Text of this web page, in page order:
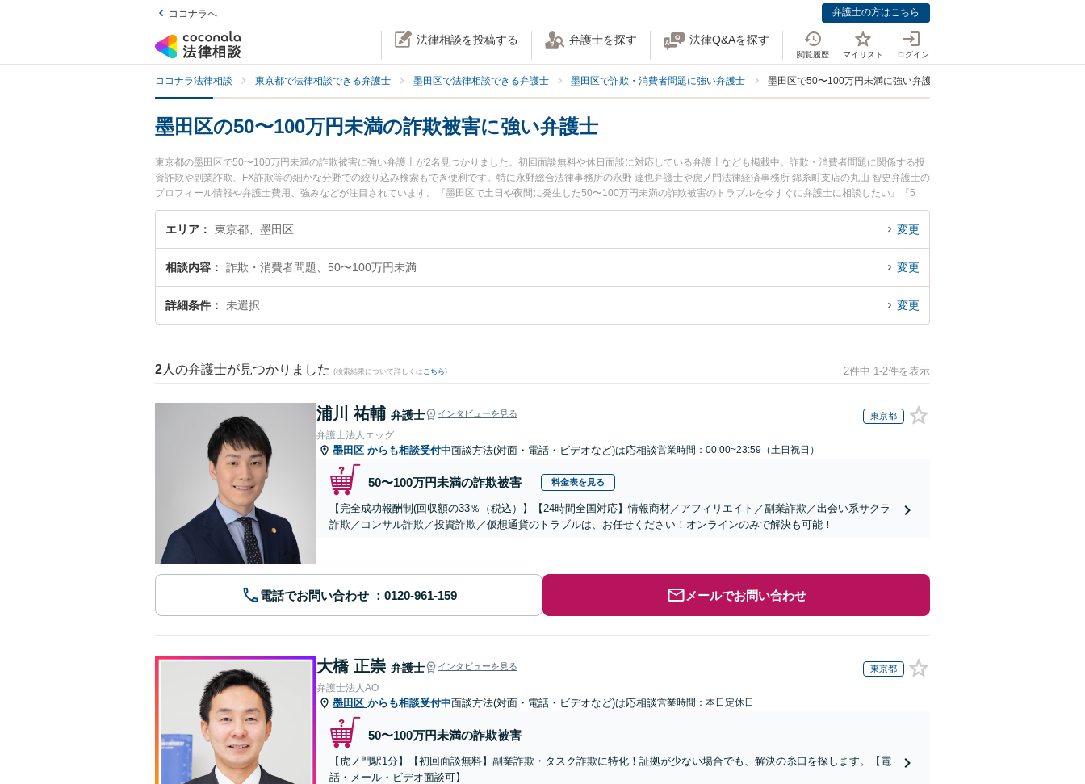
ココナラへ 弁護士の方はこちら
法律相談を投稿する 弁護士を探す 法律Q&Aを探す
閲覧履歴 マイリスト ログイン
ココナラ法律相談 東京都で法律相談できる弁護士 墨田区で法律相談できる弁護士 墨田区で詐欺・消費者問題に強い弁護士 墨田区で50〜100万円未満に強い弁護士
墨田区の50〜100万円未満の詐欺被害に強い弁護士
東京都の墨田区で50〜100万円未満の詐欺被害に強い弁護士が2名見つかりました。初回面談無料や休日面談に対応している弁護士なども掲載中。詐欺・消費者問題に関係する投
資詐欺や副業詐欺、FX詐欺等の細かな分野での絞り込み検索もでき便利です。特に永野総合法律事務所の永野 達也弁護士や虎ノ門法律経済事務所 錦糸町支店の丸山 智史弁護士の
プロフィール情報や弁護士費用、強みなどが注目されています。『墨田区で土日や夜間に発生した50〜100万円未満の詐欺被害のトラブルを今すぐに弁護士に相談したい』『5
0〜100万円未満の詐欺被害のトラブル解決の実績豊富な近くの弁護士を検索したい』『初回相談無料で50〜100万円未満の詐欺被害を法律相談できる墨田区内の弁護士に相談予
約したい』などでお困りの相談者さんにおすすめです。
エリア 東京都、墨田区 変更
相談内容 詐欺・消費者問題、50〜100万円未満 変更
詳細条件 未選択 変更
2 人の弁護士が見つかりました (検索結果について詳しくは こちら) 2件中 1-2件を表示
浦川 祐輔 弁護士 インタビューを見る 東京都
弁護士法人エッグ
墨田区 からも相談受付中面談方法(対面・電話・ビデオなど)は応相談営業時間：00:00~23:59（土日祝日）
50〜100万円未満の詐欺被害 料金表を見る
【完全成功報酬制(回収額の33％（税込）】【24時間全国対応】情報商材／アフィリエイト／副業詐欺／出会い系サクラ
詐欺／コンサル詐欺／投資詐欺／仮想通貨のトラブルは、お任せください！オンラインのみで解決も可能！
電話でお問い合わせ メールでお問い合わせ
大橋 正崇 弁護士 インタビューを見る 東京都
弁護士法人AO
墨田区 からも相談受付中面談方法(対面・電話・ビデオなど)は応相談営業時間：本日定休日
50〜100万円未満の詐欺被害
【虎ノ門駅1分】【初回面談無料】副業詐欺・タスク詐欺に特化！証拠が少ない場合でも、解決の糸口を探します。【電
話・メール・ビデオ面談可】